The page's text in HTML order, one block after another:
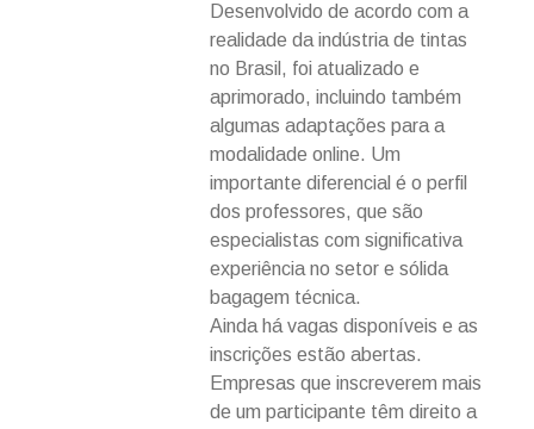
Desenvolvido de acordo com a
realidade da indústria de tintas
no Brasil, foi atualizado e
aprimorado, incluindo também
algumas adaptações para a
modalidade online. Um
importante diferencial é o perfil
dos professores, que são
especialistas com significativa
experiência no setor e sólida
bagagem técnica.
Ainda há vagas disponíveis e as
inscrições estão abertas.
Empresas que inscreverem mais
de um participante têm direito a